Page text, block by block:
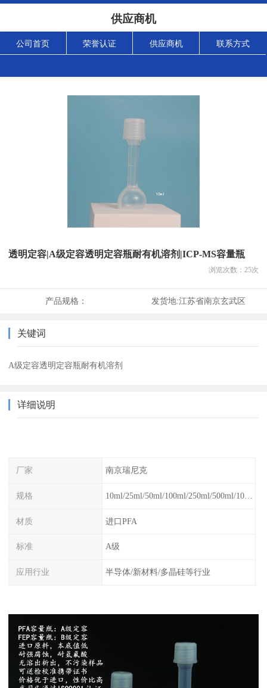
供应商机
公司首页 荣誉认证 供应商机 联系方式
透明定容|A级定容透明定容瓶耐有机溶剂|ICP-MS容量瓶
浏览次数： 25次
产品规格： 发货地:江苏省南京玄武区
关键词
A级定容透明定容瓶耐有机溶剂
详细说明
厂家 南京瑞尼克
规格 10ml/25ml/50ml/100ml/250ml/500ml/1000ml
材质 进口PFA
标准 A级
应用行业 半导体/新材料/多晶硅等行业